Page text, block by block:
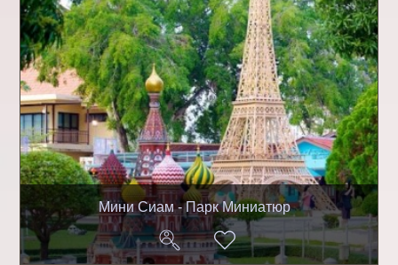
Мини Сиам - Парк Миниатюр